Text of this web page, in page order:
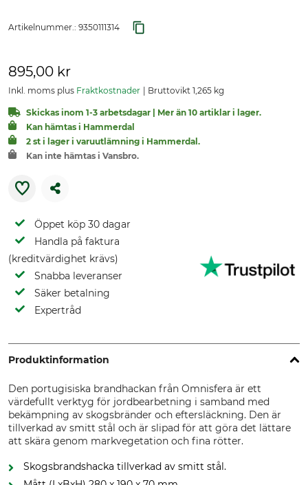
Artikelnummer.: 9350111314
895,00 kr
Inkl. moms plus Fraktkostnader Bruttovikt 1,265 kg
Skickas inom 1-3 arbetsdagar | Mer än 10 artiklar i lager.
Kan hämtas i Hammerdal
2 st i lager i varuutlämning i Hammerdal.
Kan inte hämtas i Vansbro.
Öppet köp 30 dagar
Handla på faktura
(kreditvärdighet krävs)
Snabba leveranser
Säker betalning
Expertråd
Produktinformation
Den portugisiska brandhackan från Omnisfera är ett
värdefullt verktyg för jordbearbetning i samband med
bekämpning av skogsbränder och eftersläckning. Den är
tillverkad av smitt stål och är slipad för att göra det lättare
att skära genom markvegetation och fina rötter.
Skogsbrandshacka tillverkad av smitt stål.